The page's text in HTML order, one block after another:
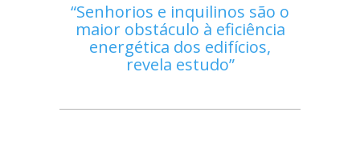
Senhorios e inquilinos são o
maior obstáculo à eficiência
energética dos edifícios,
revela estudo